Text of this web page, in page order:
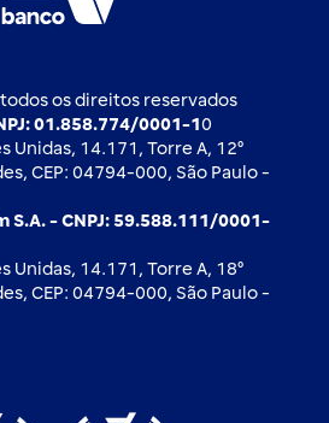
exterior
os direitos reservados
01.858.774/0001-1 0
Unidas, 14.171, Torre A, 12⁰
CEP: 04794-000, São Paulo -
S.A. - CNPJ: 59.588.111/0001-
Unidas, 14.171, Torre A, 18⁰
CEP: 04794-000, São Paulo -